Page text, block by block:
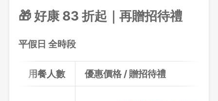
🎁 好康 83 折起｜再贈招待禮
平假日 全時段
用餐人數 優惠價格 / 贈招待禮